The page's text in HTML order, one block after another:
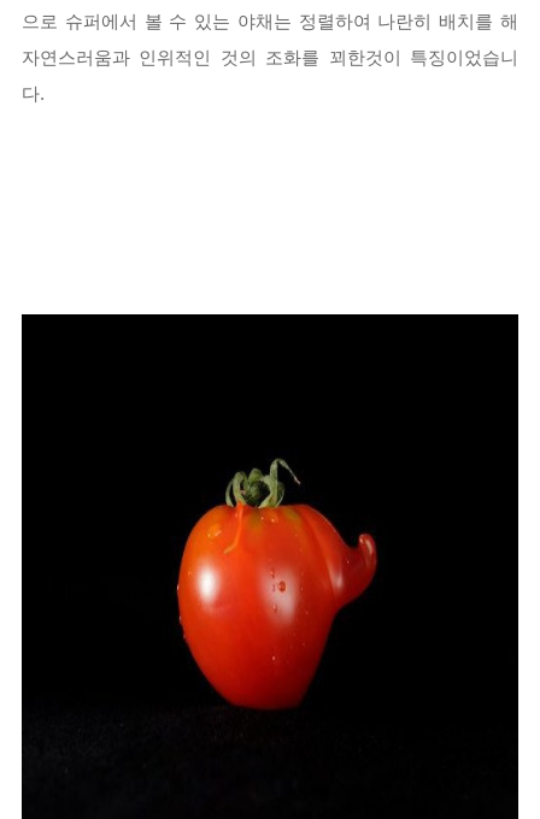
으로 슈퍼에서 볼 수 있는 야채는 정렬하여 나란히 배치를 해
자연스러움과 인위적인 것의 조화를 꾀한것이 특징이었습니
다.